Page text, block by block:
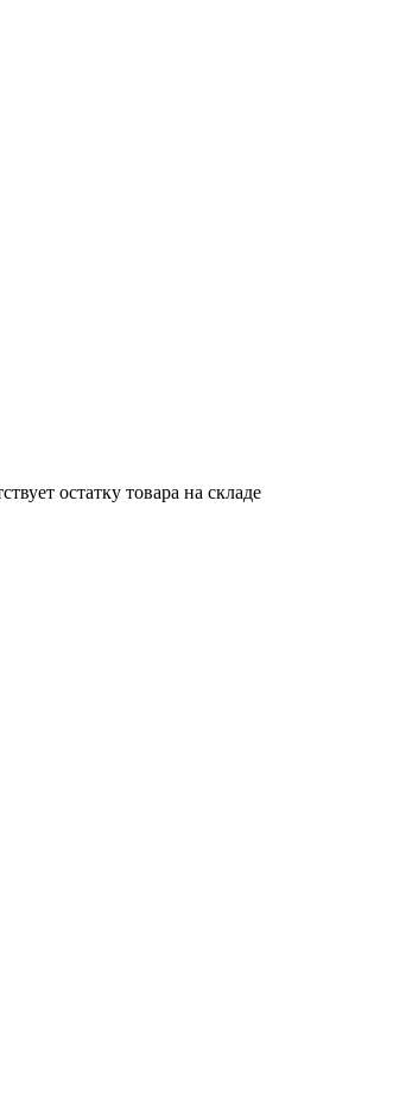
остатку товара на складе